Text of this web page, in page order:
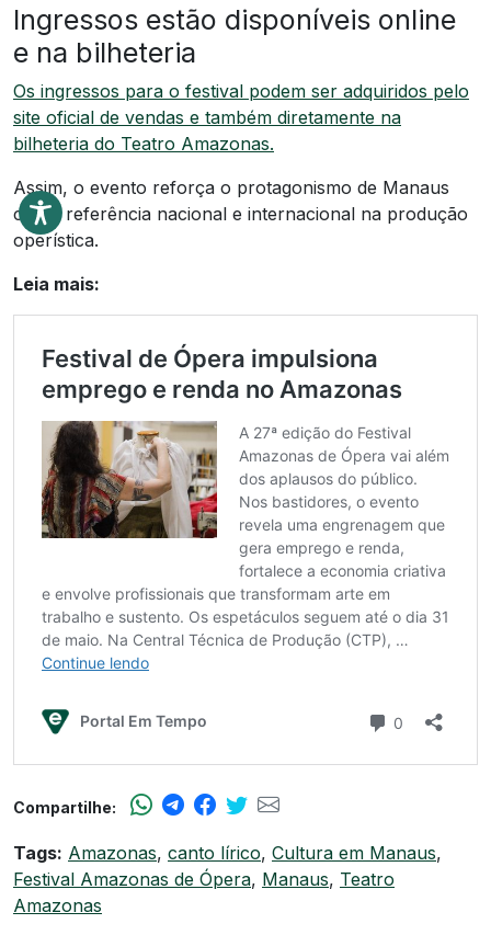
Ingressos estão disponíveis online
e na bilheteria
Os ingressos para o festival podem ser adquiridos pelo
site oficial de vendas e também diretamente na
bilheteria do Teatro Amazonas.
Assim, o evento reforça o protagonismo de Manaus
como referência nacional e internacional na produção
operística.
Leia mais:
Compartilhe:
Tags: Amazonas, canto lírico, Cultura em Manaus,
Festival Amazonas de Ópera, Manaus, Teatro
Amazonas